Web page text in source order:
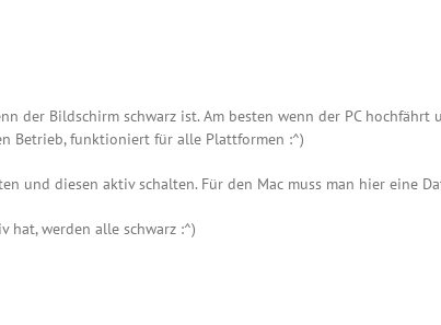
der Bildschirm schwarz ist. Am besten wenn der PC
Betrieb, funktioniert für alle Plattformen :^)
und diesen aktiv schalten. Für den Mac muss man hier eine
hat, werden alle schwarz :^)